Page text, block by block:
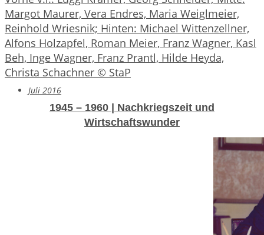
Juli 2016
1945 – 1960 | Nachkriegszeit und
Wirtschaftswunder